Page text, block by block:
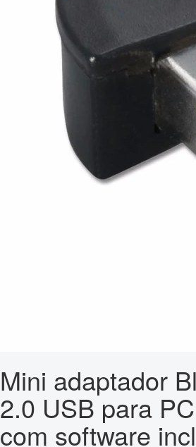
Mini adaptador
2.0 USB para
com software